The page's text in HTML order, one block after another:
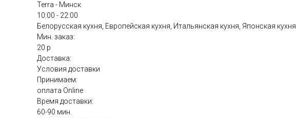
Terra - Минск
10:00 - 22:00
Белорусская кухня, Европейская кухня, Итальянская кухня, Японская кухня
Мин. заказ:
20 р
Доставка:
Условия доставки
Принимаем:
оплата Online
Время доставки:
60-90 мин.